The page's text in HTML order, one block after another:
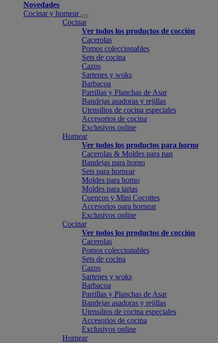
Novedades
Cocinar y hornear
Cocinar
Ver todos los productos de cocción
Cacerolas
Pomos coleccionables
Sets de cocina
Cazos
Sartenes y woks
Barbacoa
Parrillas y Planchas de Asar
Bandejas asadoras y rejillas
Utensilios de cocina especiales
Accesorios de cocina
Exclusivos online
Hornear
Ver todos los productos para horno
Cacerolas & Moldes para pan
Bandejas para horno
Sets para hornear
Moldes para horno
Moldes para tartas
Cuencos y Mini Cocottes
Accesorios para hornear
Exclusivos online
Cocinar
Ver todos los productos de cocción
Cacerolas
Pomos coleccionables
Sets de cocina
Cazos
Sartenes y woks
Barbacoa
Parrillas y Planchas de Asar
Bandejas asadoras y rejillas
Utensilios de cocina especiales
Accesorios de cocina
Exclusivos online
Hornear